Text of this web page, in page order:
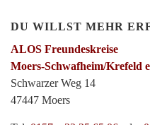
DU WILLST MEHR
ALOS Freundeskreise
Moers-Schwafheim/Krefeld
Schwarzer Weg 14
47447 Moers